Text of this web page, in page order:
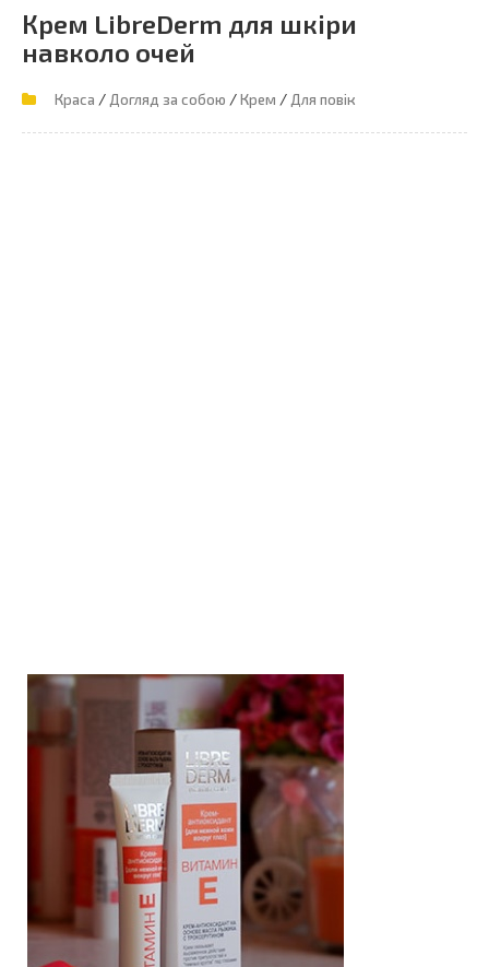
Крем LibreDerm для шкіри
навколо очей
Краса / Догляд за собою /Крем / Для повік